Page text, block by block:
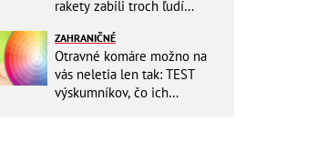
rakety zabili troch ľudí
výbuchy
ZAHRANIČNÉ
Otravné komáre možno na
vás neletia len tak: TEST
výskumníkov, čo ich